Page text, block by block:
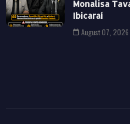
Monalisa
Ibicaraí
August 07, 2026